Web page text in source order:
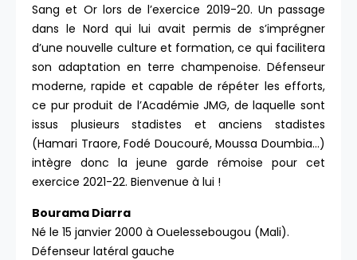
Sang et Or lors de l’exercice 2019-20. Un passage
dans le Nord qui lui avait permis de s’imprégner
d’une nouvelle culture et formation, ce qui facilitera
son adaptation en terre champenoise. Défenseur
moderne, rapide et capable de répéter les efforts,
ce pur produit de l’Académie JMG, de laquelle sont
issus plusieurs stadistes et anciens stadistes
(Hamari Traore, Fodé Doucouré, Moussa Doumbia…)
intègre donc la jeune garde rémoise pour cet
exercice 2021-22. Bienvenue à lui !
Bourama Diarra
Né le 15 janvier 2000 à Ouelessebougou (Mali).
Défenseur latéral gauche